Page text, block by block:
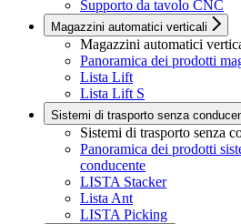
Supporto da tavolo CNC
Magazzini automatici verticali
Magazzini automatici
Panoramica dei prodotti
Lista Lift
Lista Lift S
Sistemi di trasporto senza
Sistemi di trasporto senza
Panoramica dei prodotti
conducente
LISTA Stacker
Lista Ant
LISTA Picking